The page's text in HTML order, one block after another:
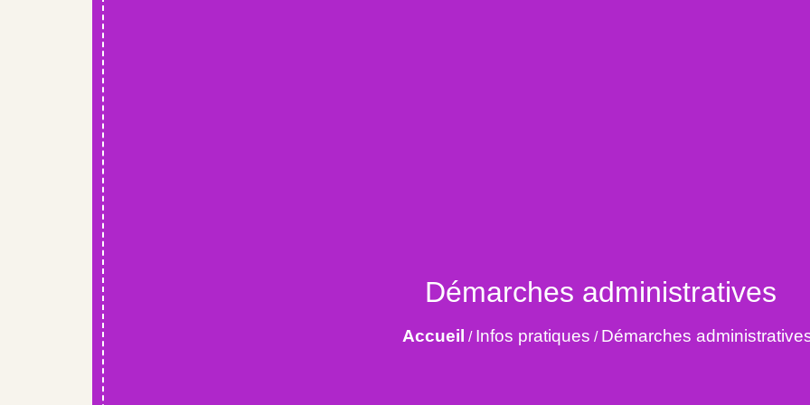
Démarches administratives
Accueil / Infos pratiques / Démarches